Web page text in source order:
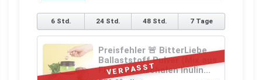
6 Std. 24 Std. 48 Std. 7 Tage
VERPASST
Preisfehler 🚨 BitterLiebe
Ballaststoff Pulver (Mix aus
Flohsamenschalen Inulin